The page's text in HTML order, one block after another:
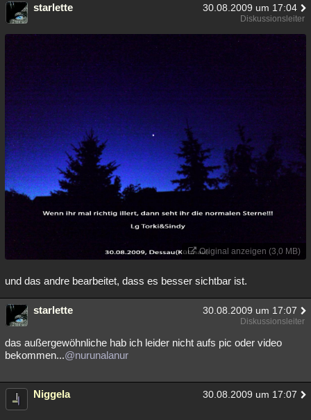
starlette 30.08.2009 um 17:04
Diskussionsleiter
Original anzeigen (3,0 MB)
und das andre bearbeitet, dass es besser sichtbar ist.
starlette 30.08.2009 um 17:07
Diskussionsleiter
das außergewöhnliche hab ich leider nicht aufs pic oder video
bekommen...@nurunalanur
Niggela 30.08.2009 um 17:07